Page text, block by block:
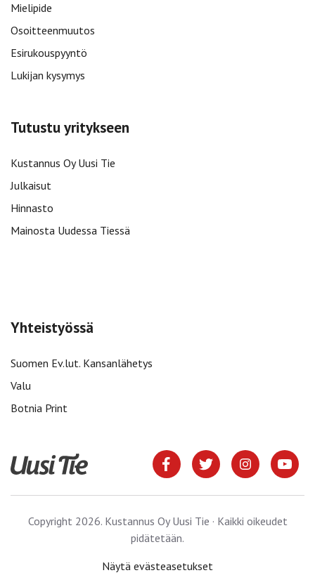
Mielipide
Osoitteenmuutos
Esirukouspyyntö
Lukijan kysymys
Tutustu yritykseen
Kustannus Oy Uusi Tie
Julkaisut
Hinnasto
Mainosta Uudessa Tiessä
Yhteistyössä
Suomen Ev.lut. Kansanlähetys
Valu
Botnia Print
Copyright 2026. Kustannus Oy Uusi Tie · Kaikki oikeudet
pidätetään.
Näytä evästeasetukset